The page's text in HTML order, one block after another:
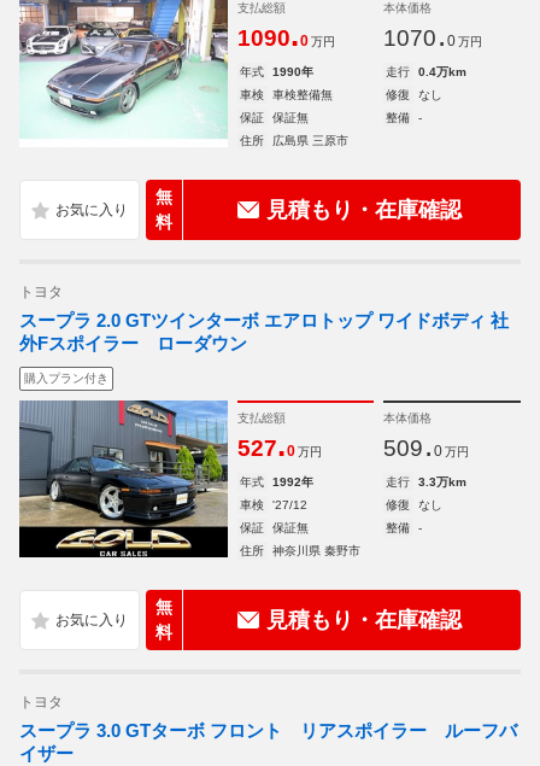
支払総額
1090.0 万円
本体価格
1070. 0 万円
年式 1990年 走行
0.4万km
車検
車検整備無 修復
なし
保証
保証無 整備
-
住所
広島県 三原市
無
料
見積もり・在庫確認
トヨタ
スープラ 2.0 GTツインターボ エアロトップ ワイドボディ 社
外Fスポイラー ローダウン
購入プラン付き
支払総額
527.0 万円
本体価格
509. 0 万円
年式 1992年 走行
3.3万km
車検
'27/12 修復
なし
保証
保証無 整備
-
住所
神奈川県 秦野市
無
料
見積もり・在庫確認
トヨタ
スープラ 3.0 GTターボ フロント リアスポイラー ルーフバ
イザー